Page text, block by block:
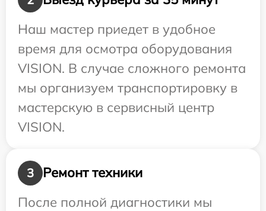
Наш мастер приедет в удобное
время для осмотра оборудования
VISION. В случае сложного ремонта
мы организуем транспортировку в
мастерскую в сервисный центр
VISION.
3
Ремонт техники
После полной диагностики мы